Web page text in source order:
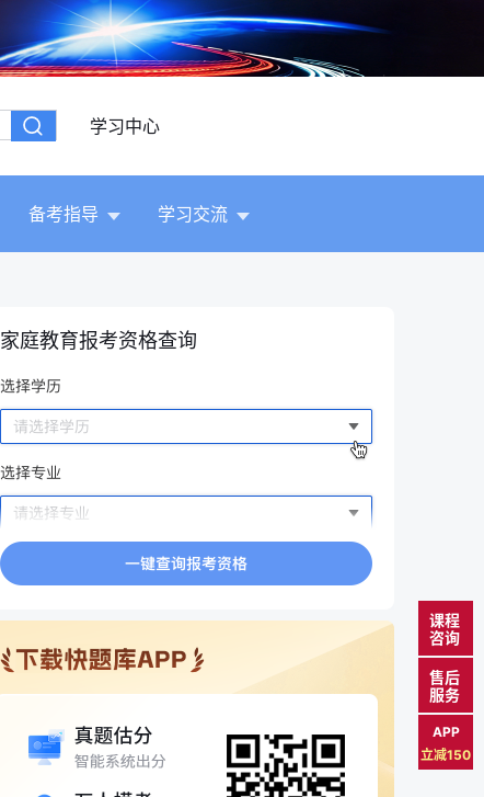
学习中心
备考指导 学习交流
家庭教育报考资格查询
课程
咨询
售后
服务
APP
立减150